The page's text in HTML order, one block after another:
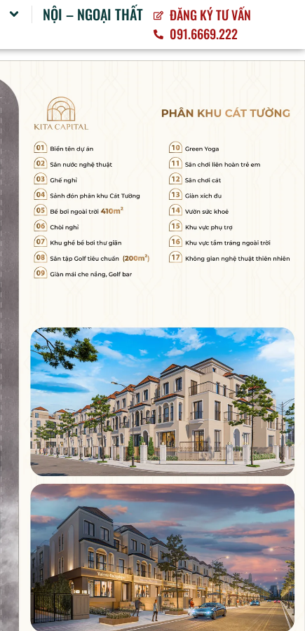
NỘI – NGOẠI THẤT
ĐĂNG KÝ TƯ VẤN
091.6669.222